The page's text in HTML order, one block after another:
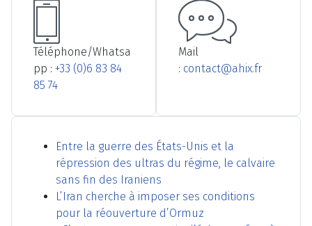
Téléphone/Whatsa
pp : +33 (0)6 83 84
85 74
Mail
: contact@ahix.fr
Entre la guerre des États-Unis et la
répression des ultras du régime, le calvaire
sans fin des Iraniens
L’Iran cherche à imposer ses conditions
pour la réouverture d’Ormuz